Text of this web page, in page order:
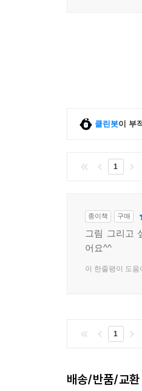
그림을 보노라
발견할 수도 있
우리의 내면 깊숙
그리는 것만으로
바라보며 그 사
클린봇이 부
1
종이책 구매
그림 그리고
어요^^
이 한줄평이 도움
1
배송/반품/교환